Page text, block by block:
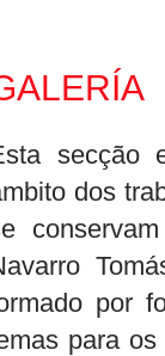
secção
dos
por
para